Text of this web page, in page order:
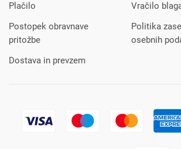
Plačilo
Vračilo
Postopek obravnave
pritožbe
Politika
osebnih
Dostava in prevzem